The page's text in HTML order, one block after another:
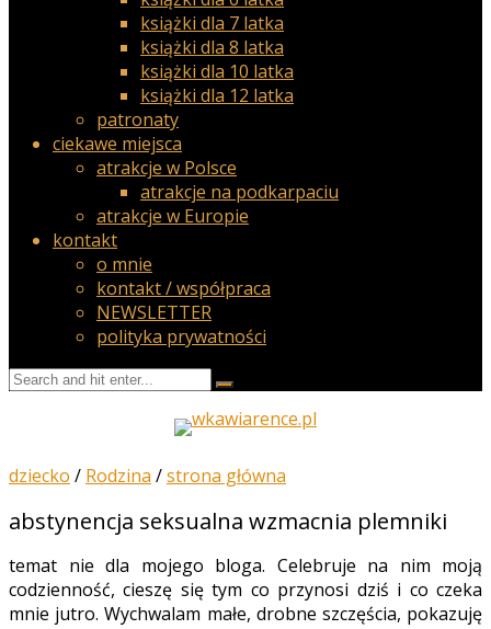
książki dla 7 latka
książki dla 8 latka
książki dla 10 latka
książki dla 12 latka
patronaty
ciekawe miejsca
atrakcje w Polsce
atrakcje na podkarpaciu
atrakcje w Europie
kontakt
o mnie
kontakt / współpraca
NEWSLETTER
polityka prywatności
dziecko / Rodzina /strona główna
abstynencja seksualna wzmacnia plemniki
temat nie dla mojego bloga. Celebruje na nim moją
codzienność, cieszę się tym co przynosi dziś i co czeka
mnie jutro. Wychwalam małe, drobne szczęścia, pokazuję